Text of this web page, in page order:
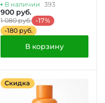
В наличии 393
900 руб.
1 080 руб. -17%
-180 руб.
В корзину
Скидка